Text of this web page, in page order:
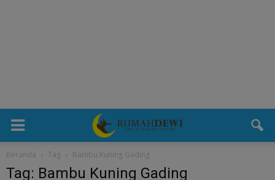
Beranda Tag Bambu Kuning Gading
Tag: Bambu Kuning Gading